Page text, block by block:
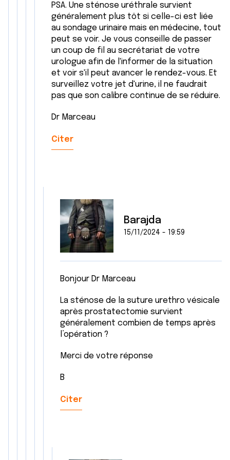
ou qu'ils ont collectées lors de votre utilisation de leurs
PSA. Une sténose uréthrale survient
généralement plus tôt si celle-ci est liée
au sondage urinaire mais en médecine, tout
peut se voir. Je vous conseille de passer
un coup de fil au secrétariat de votre
urologue afin de l'informer de la situation
et voir s'il peut avancer le rendez-vous. Et
surveillez votre jet d'urine, il ne faudrait
pas que son calibre continue de se réduire.
Dr Marceau
Citer
Barajda
15/11/2024 - 19:59
Bonjour Dr Marceau
La sténose de la suture urethro vésicale
après prostatectomie survient
généralement combien de temps après
l’opération ?
Merci de votre réponse
B
Citer